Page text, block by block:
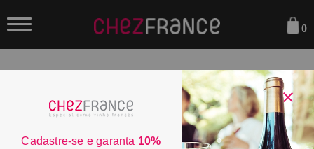
0
ORDENAR POR:
Cadastre-se e garanta 10%